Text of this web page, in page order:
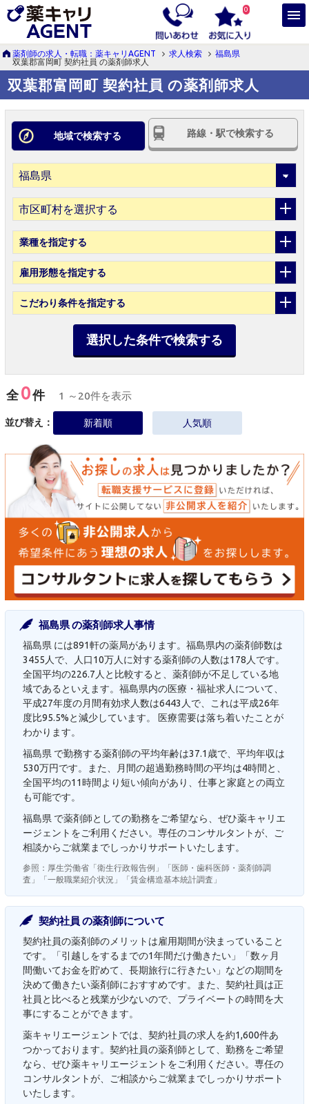
0
薬剤師の求人・転職：薬キャリAGENT 求人検索
福島県
双葉郡富岡町 契約社員 の薬剤師求人
双葉郡富岡町 契約社員 の薬剤師求人
地域で検索する 路線・駅で検索する
市区町村を選択する
業種を指定する
雇用形態を指定する
こだわり条件を指定する
選択した条件で検索する
全0件 1 ～20件を表示
並び替え： 新着順 人気順
福島県 の薬剤師求人事情
福島県 には891軒の薬局があります。福島県内の薬剤師数は
3455人で、人口10万人に対する薬剤師の人数は178人です。
全国平均の226.7人と比較すると、薬剤師が不足している地
域であるといえます。福島県内の医療・福祉求人について、
平成27年度の月間有効求人数は6443人で、これは平成26年
度比95.5%と減少しています。 医療需要は落ち着いたことが
わかります。
福島県 で勤務する薬剤師の平均年齢は37.1歳で、平均年収は
530万円です。また、月間の超過勤務時間の平均は4時間と、
全国平均の11時間より短い傾向があり、仕事と家庭との両立
も可能です。
福島県 で薬剤師としての勤務をご希望なら、ぜひ薬キャリエ
ージェントをご利用ください。専任のコンサルタントが、ご
相談からご就業までしっかりサポートいたします。
参照：厚生労働省「衛生行政報告例」「医師・歯科医師・薬剤師調
査」「一般職業紹介状況」「賃金構造基本統計調査」
契約社員 の薬剤師について
契約社員の薬剤師のメリットは雇用期間が決まっていること
です。「引越しをするまでの1年間だけ働きたい」「数ヶ月
間働いてお金を貯めて、長期旅行に行きたい」などの期間を
決めて働きたい薬剤師におすすめです。また、契約社員は正
社員と比べると残業が少ないので、プライベートの時間を大
事にすることができます。
薬キャリエージェントでは、契約社員の求人を約1,600件あ
つかっております。契約社員の薬剤師として、勤務をご希望
なら、ぜひ薬キャリエージェントをご利用ください。専任の
コンサルタントが、ご相談からご就業までしっかりサポート
いたします。